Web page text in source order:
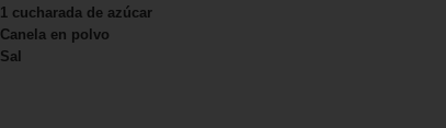
1 cucharada de azúcar
Canela en polvo
Sal